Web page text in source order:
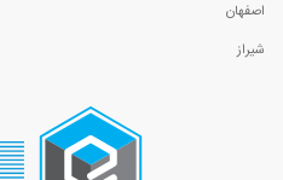
اصفهان
شیراز